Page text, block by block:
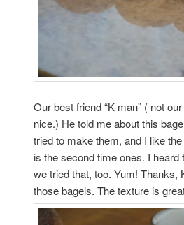
Our best friend “K-man” ( not
nice.) He told me about this
tried to make them, and I like
is the second time ones. I
we tried that, too. Yum!
those bagels. The texture is